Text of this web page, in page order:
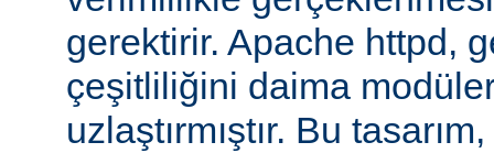
gerektirir. Apache httpd,
çeşitliliğini daima
uzlaştırmıştır. Bu